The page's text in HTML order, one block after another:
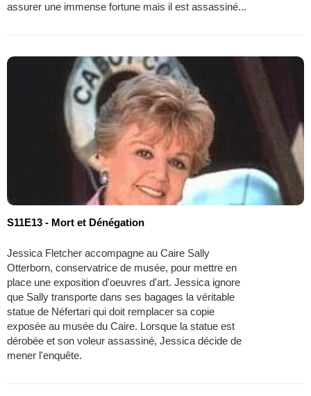
assurer une immense fortune mais il est assassiné...
S11E13 - Mort et Dénégation
Jessica Fletcher accompagne au Caire Sally
Otterborn, conservatrice de musée, pour mettre en
place une exposition d'oeuvres d'art. Jessica ignore
que Sally transporte dans ses bagages la véritable
statue de Néfertari qui doit remplacer sa copie
exposée au musée du Caire. Lorsque la statue est
dérobée et son voleur assassiné, Jessica décide de
mener l'enquête.